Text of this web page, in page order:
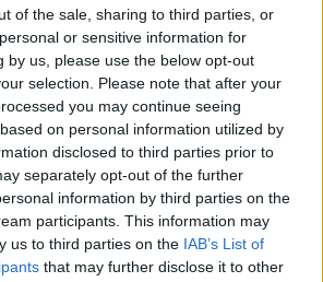
of the sale, sharing to third parties, or
or sensitive information for
by us, please use the below opt-out
selection. Please note that after your
you may continue seeing
on personal information utilized by
disclosed to third parties prior to
separately opt-out of the further
information by third parties on the
participants. This information may
us to third parties on the IAB’s List of
that may further disclose it to other